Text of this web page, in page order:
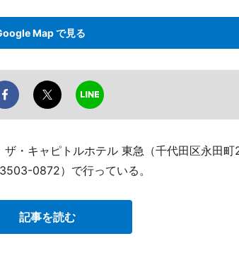
Map で見る
・キャピトルホテル 東急（千代田区永田町
0872）で行っている。
記事を読む